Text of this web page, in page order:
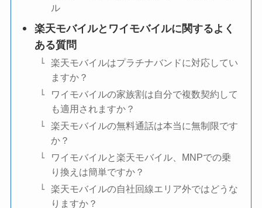
ル
楽天モバイルとワイモバイルに関するよく
ある質問
楽天モバイルはプラチナバンドに対応してい
ますか？
ワイモバイルの家族割は自分で複数契約して
も適用されますか？
楽天モバイルの無料通話は本当に無制限です
か？
ワイモバイルと楽天モバイル、MNPでの乗
り換えは簡単ですか？
楽天モバイルの自社回線エリア外ではどうな
りますか？